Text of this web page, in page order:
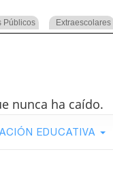
Públicos Extraescolares
nunca ha caído.
EDUCATIVA